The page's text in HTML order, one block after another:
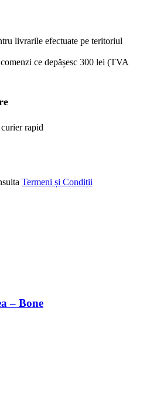
livrarile efectuate pe teritoriul
ce depășesc 300 lei (TVA
rapid
Termeni și Condiții
– Bone